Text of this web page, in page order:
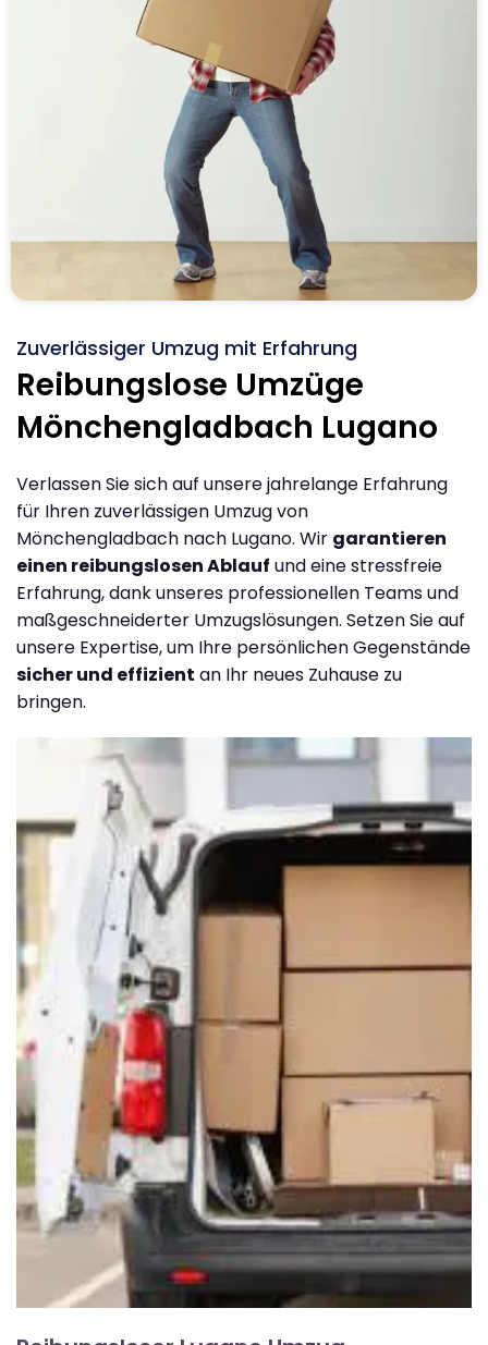
Zuverlässiger Umzug mit Erfahrung
Reibungslose Umzüge
Mönchengladbach Lugano
Verlassen Sie sich auf unsere jahrelange Erfahrung
für Ihren zuverlässigen Umzug von
Mönchengladbach nach Lugano. Wir garantieren
einen reibungslosen Ablauf und eine stressfreie
Erfahrung, dank unseres professionellen Teams und
maßgeschneiderter Umzugslösungen. Setzen Sie auf
unsere Expertise, um Ihre persönlichen Gegenstände
sicher und effizient an Ihr neues Zuhause zu
bringen.